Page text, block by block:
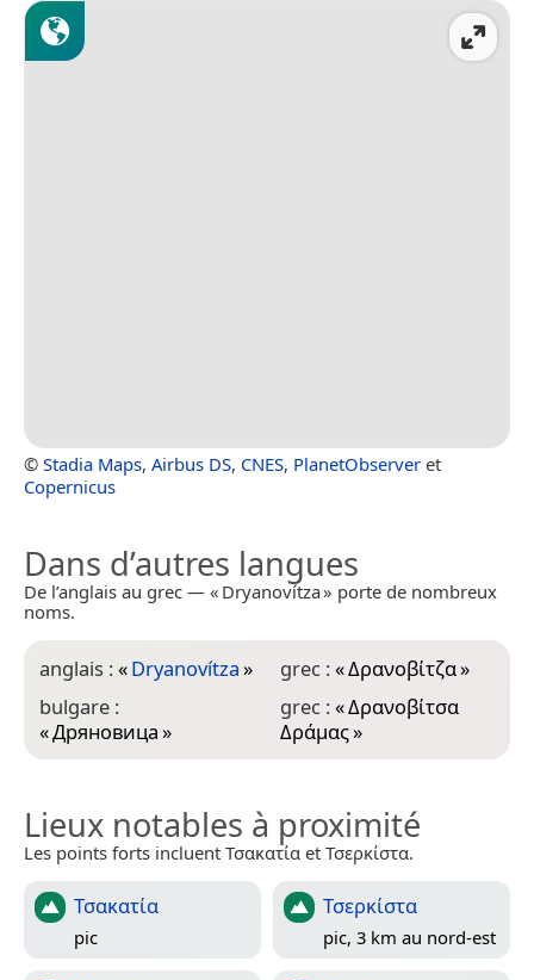
© Stadia Maps, Airbus DS, CNES, PlanetObserver et
Copernicus
Dans d’autres langues
De l’anglais au grec — « Dryanovítza » porte de nombreux
noms.
anglais :«Dryanovítza»
bulgare :
«Дряновица»
grec :«Δρανοβίτζα»
grec :«Δρανοβίτσα
Δράμας»
Lieux notables à proximité
Les points forts incluent Τσακατία et Τσερκίστα.
Τσακατία
pic
Τσερκίστα
pic, 3 km au nord-est